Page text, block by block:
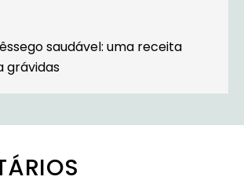
saudável: uma receita
grávidas